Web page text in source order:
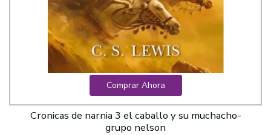
Comprar Ahora
Cronicas de narnia 3 el caballo y su muchacho-
grupo nelson